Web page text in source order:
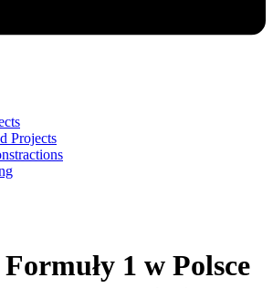
Projects
1 w Polsce